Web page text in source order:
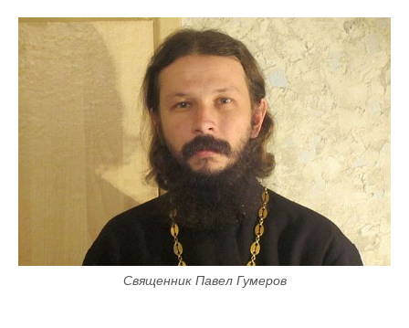
Священник Павел Гумеров